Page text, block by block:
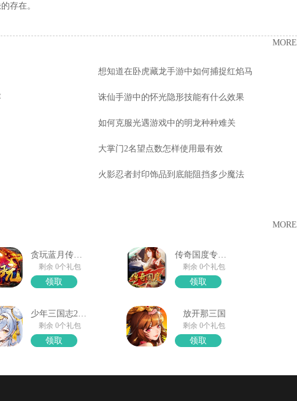
存在。
MORE
想知道在卧虎藏龙手游中如何捕捉红焰马
诛仙手游中的怀光隐形技能有什么效果
如何克服光遇游戏中的明龙种种难关
大掌门2名望点数怎样使用最有效
火影忍者封印饰品到底能阻挡多少魔法
MORE
剩余 0个礼包
领取
剩余 0个礼包
领取
剩余 0个礼包
领取
放开那三国
剩余 0个礼包
领取